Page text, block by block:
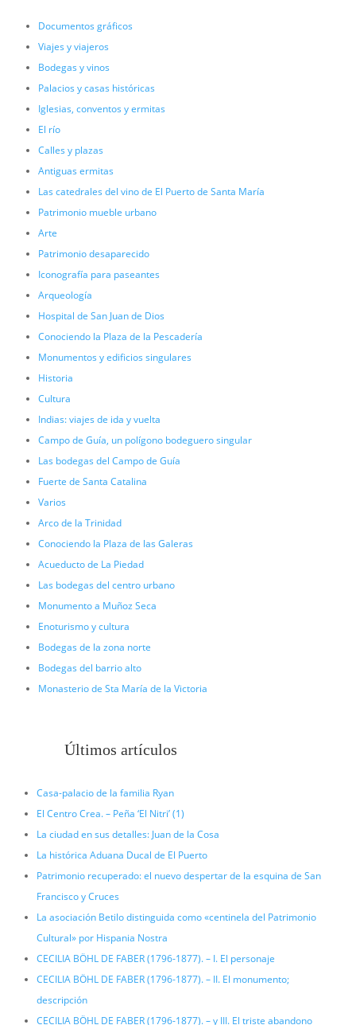
Documentos gráficos
Viajes y viajeros
Bodegas y vinos
Palacios y casas históricas
Iglesias, conventos y ermitas
El río
Calles y plazas
Antiguas ermitas
Las catedrales del vino de El Puerto de Santa María
Patrimonio mueble urbano
Arte
Patrimonio desaparecido
Iconografía para paseantes
Arqueología
Hospital de San Juan de Dios
Conociendo la Plaza de la Pescadería
Monumentos y edificios singulares
Historia
Cultura
Indias: viajes de ida y vuelta
Campo de Guía, un polígono bodeguero singular
Las bodegas del Campo de Guía
Fuerte de Santa Catalina
Varios
Arco de la Trinidad
Conociendo la Plaza de las Galeras
Acueducto de La Piedad
Las bodegas del centro urbano
Monumento a Muñoz Seca
Enoturismo y cultura
Bodegas de la zona norte
Bodegas del barrio alto
Monasterio de Sta María de la Victoria
Últimos artículos
Casa-palacio de la familia Ryan
El Centro Crea. – Peña ‘El Nitri’ (1)
La ciudad en sus detalles: Juan de la Cosa
La histórica Aduana Ducal de El Puerto
Patrimonio recuperado: el nuevo despertar de la esquina de San
Francisco y Cruces
La asociación Betilo distinguida como «centinela del Patrimonio
Cultural» por Hispania Nostra
CECILIA BÖHL DE FABER (1796-1877). – I. El personaje
CECILIA BÖHL DE FABER (1796-1877). – II. El monumento;
descripción
CECILIA BÖHL DE FABER (1796-1877). – y III. El triste abandono